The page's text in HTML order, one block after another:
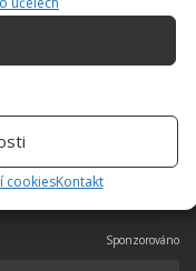
cookiesKontakt
zemědělské
je již od malička